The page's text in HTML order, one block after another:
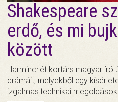
Shakespeare
erdő, és mi
között
Harminchét kortárs magyar író
drámáit, melyekből egy
izgalmas technikai